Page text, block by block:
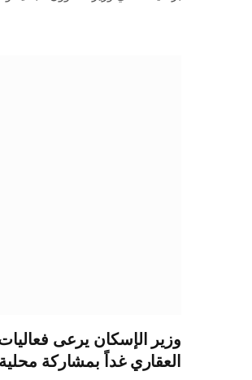
وزير الإسكان يرعى
العقاري غداً بمشاركة